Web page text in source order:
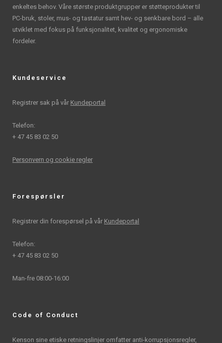
enkeltes behov. Våre største produktgrupper er støtteprodukter til
PC-bruk, stoler, mus- og tastatur samt hev- og senkbare bord – alle
utviklet med fokus på funksjonalitet, kvalitet og ergonomiske
fordeler.
Kundeservice
Registrer sak på vår Kundeportal
Telefon:
+ 47 45 83 02 50
Personvern og cookie regler
Forespørsler
Registrer din forespørsel på vår Kundeportal
Telefon:
+ 47 45 83 02 50
Man-fre 08:00-16:00
Code of Conduct
Kenson sine etiske retningslinjer omfatter anti-korrupsjonsregler,